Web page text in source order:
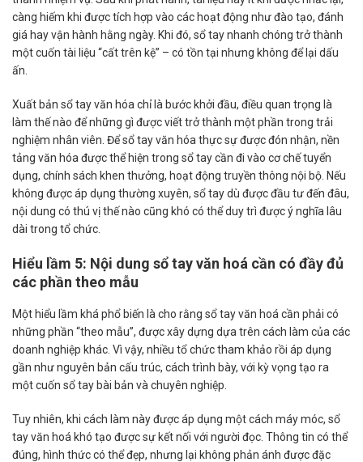
càng hiếm khi được tích hợp vào các hoạt động như đào tạo, đánh
giá hay vận hành hằng ngày. Khi đó, sổ tay nhanh chóng trở thành
một cuốn tài liệu “cất trên kệ” – có tồn tại nhưng không để lại dấu
ấn.
Xuất bản sổ tay văn hóa chỉ là bước khởi đầu, điều quan trọng là
làm thế nào để những gì được viết trở thành một phần trong trải
nghiệm nhân viên. Để sổ tay văn hóa thực sự được đón nhận, nền
tảng văn hóa được thể hiện trong sổ tay cần đi vào cơ chế tuyển
dụng, chính sách khen thưởng, hoạt động truyền thông nội bộ. Nếu
không được áp dụng thường xuyên, sổ tay dù được đầu tư đến đâu,
nội dung có thú vị thế nào cũng khó có thể duy trì được ý nghĩa lâu
dài trong tổ chức.
Hiểu lầm 5: Nội dung sổ tay văn hoá cần có đầy đủ
các phần theo mẫu
Một hiểu lầm khá phổ biến là cho rằng sổ tay văn hoá cần phải có
những phần “theo mẫu”, được xây dựng dựa trên cách làm của các
doanh nghiệp khác. Vì vậy, nhiều tổ chức tham khảo rồi áp dụng
gần như nguyên bản cấu trúc, cách trình bày, với kỳ vọng tạo ra
một cuốn sổ tay bài bản và chuyên nghiệp.
Tuy nhiên, khi cách làm này được áp dụng một cách máy móc, sổ
tay văn hoá khó tạo được sự kết nối với người đọc. Thông tin có thể
đúng, hình thức có thể đẹp, nhưng lại không phản ánh được đặc